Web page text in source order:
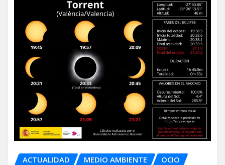
ACTUALIDAD MEDIO AMBIENTE OCIO